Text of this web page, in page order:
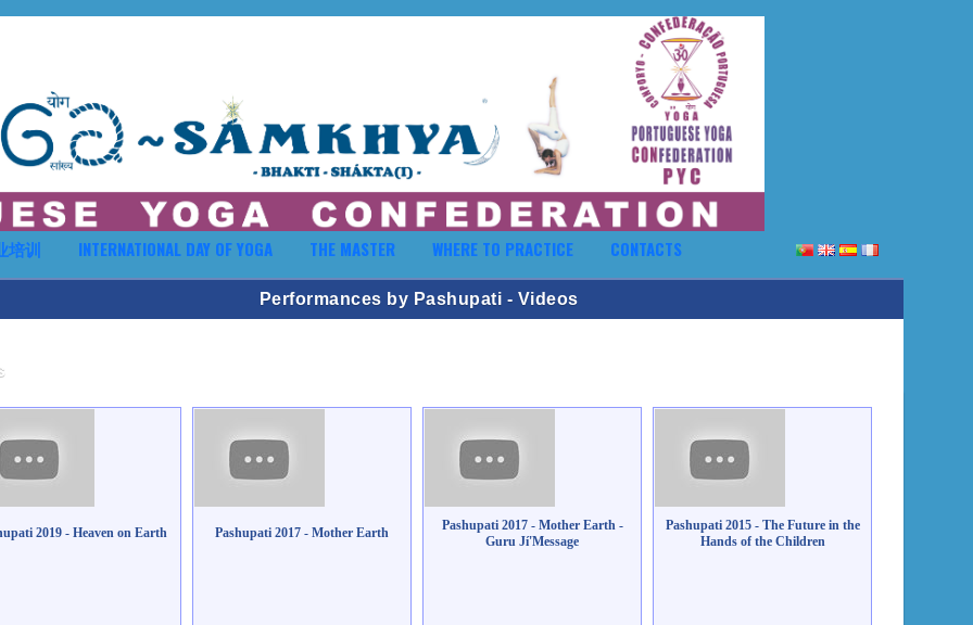
培训 INTERNATIONAL DAY OF YOGA THE MASTER WHERE TO PRACTICE CONTACTS
Performances by Pashupati - Videos
2019 - Heaven on Earth Pashupati 2017 - Mother Earth
Pashupati 2017 - Mother Earth -
Guru Jí'Message
Pashupati 2015 - The Future in the
Hands of the Children